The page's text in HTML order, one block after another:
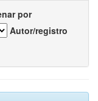
por
Autor/registro